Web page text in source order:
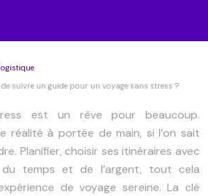
suivre un guide pour un voyage sans stress ?
est un rêve pour beaucoup.
réalité à portée de main, si l’on sait
Planifier, choisir ses itinéraires avec
du temps et de l’argent, tout cela
de voyage sereine. La clé